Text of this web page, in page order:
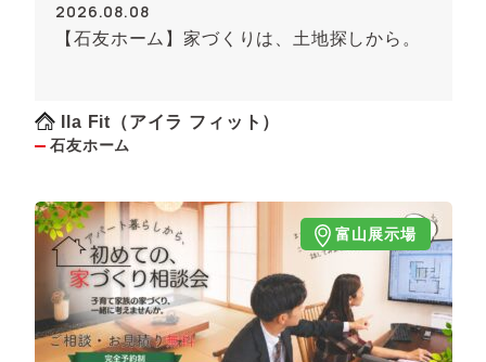
2026.08.08
【石友ホーム】家づくりは、土地探しから。
Ila Fit（アイラ フィット）
石友ホーム
富山展示場